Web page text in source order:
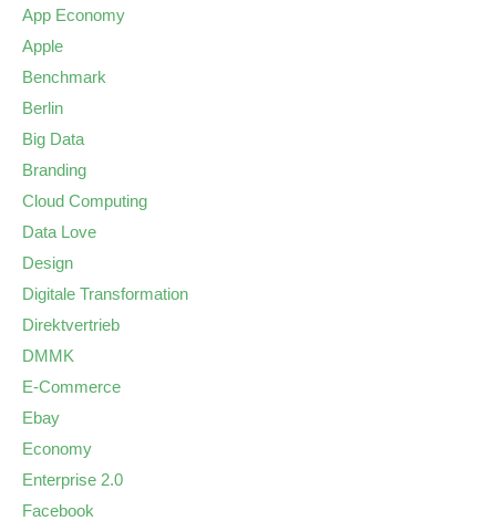
App Economy
Apple
Benchmark
Berlin
Big Data
Branding
Cloud Computing
Data Love
Design
Digitale Transformation
Direktvertrieb
DMMK
E-Commerce
Ebay
Economy
Enterprise 2.0
Facebook